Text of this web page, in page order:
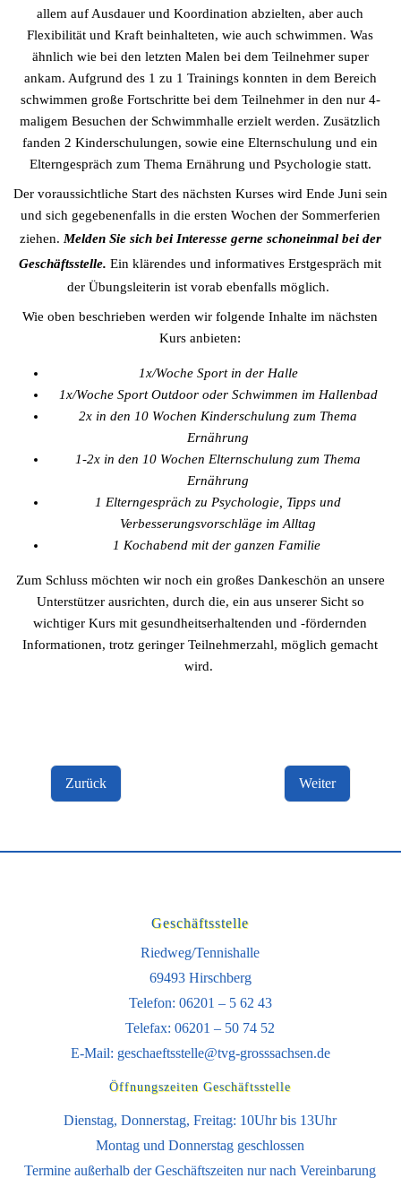
allem auf Ausdauer und Koordination abzielten, aber auch
Flexibilität und Kraft beinhalteten, wie auch schwimmen. Was
ähnlich wie bei den letzten Malen bei dem Teilnehmer super
ankam. Aufgrund des 1 zu 1 Trainings konnten in dem Bereich
schwimmen große Fortschritte bei dem Teilnehmer in den nur 4-
maligem Besuchen der Schwimmhalle erzielt werden. Zusätzlich
fanden 2 Kinderschulungen, sowie eine Elternschulung und ein
Elterngespräch zum Thema Ernährung und Psychologie statt.
Der voraussichtliche Start des nächsten Kurses wird Ende Juni sein
und sich gegebenenfalls in die ersten Wochen der Sommerferien
ziehen. Melden Sie sich bei Interesse gerne schoneinmal bei der
Geschäftsstelle. Ein klärendes und informatives Erstgespräch mit
der Übungsleiterin ist vorab ebenfalls möglich.
Wie oben beschrieben werden wir folgende Inhalte im nächsten
Kurs anbieten:
1x/Woche Sport in der Halle
1x/Woche Sport Outdoor oder Schwimmen im Hallenbad
2x in den 10 Wochen Kinderschulung zum Thema
Ernährung
1-2x in den 10 Wochen Elternschulung zum Thema
Ernährung
1 Elterngespräch zu Psychologie, Tipps und
Verbesserungsvorschläge im Alltag
1 Kochabend mit der ganzen Familie
Zum Schluss möchten wir noch ein großes Dankeschön an unsere
Unterstützer ausrichten, durch die, ein aus unserer Sicht so
wichtiger Kurs mit gesundheitserhaltenden und -fördernden
Informationen, trotz geringer Teilnehmerzahl, möglich gemacht
wird.
Zurück Weiter
Geschäftsstelle
Riedweg/Tennishalle
69493 Hirschberg
Telefon: 06201 – 5 62 43
Telefax: 06201 – 50 74 52
E-Mail: geschaeftsstelle@tvg-grosssachsen.de
Öffnungszeiten Geschäftsstelle
Dienstag, Donnerstag, Freitag: 10Uhr bis 13Uhr
Montag und Donnerstag geschlossen
Termine außerhalb der Geschäftszeiten nur nach Vereinbarung